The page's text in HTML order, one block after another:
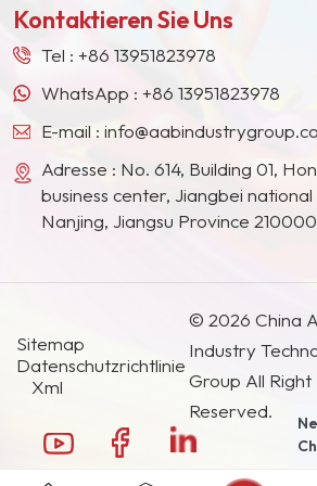
Südostasien, Japan, Südkorea und
Ländern und Regionen geworden.
Kontaktieren Sie Uns
Tel : +86 13951823978
WhatsApp : +86 13951823978
E-mail :
Adresse : No. 614, Building 01,
business center, Jiangbei
Nanjing, Jiangsu Province 210000
Sitemap
Datenschutzrichtlinie
Xml
© 2026 China
Industry
Group All Right
Reserved.